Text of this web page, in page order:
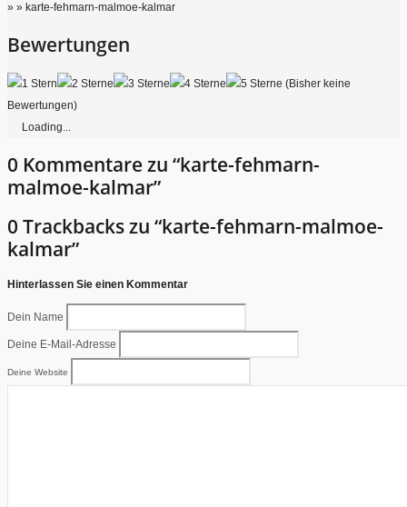
» » karte-fehmarn-malmoe-kalmar
Bewertungen
(Bisher keine
Bewertungen)
Loading...
0 Kommentare zu “karte-fehmarn-
malmoe-kalmar”
0 Trackbacks zu “karte-fehmarn-malmoe-
kalmar”
Hinterlassen Sie einen Kommentar
Dein Name
Deine E-Mail-Adresse
Deine Website